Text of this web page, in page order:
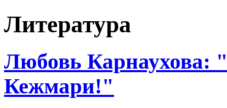
Литература
Любовь
Кежмари!"